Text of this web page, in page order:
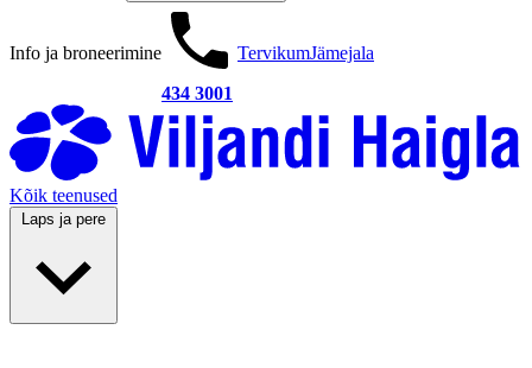
Info ja broneerimine
434 3001
TervikumJämejala
Kõik teenused
Laps ja pere